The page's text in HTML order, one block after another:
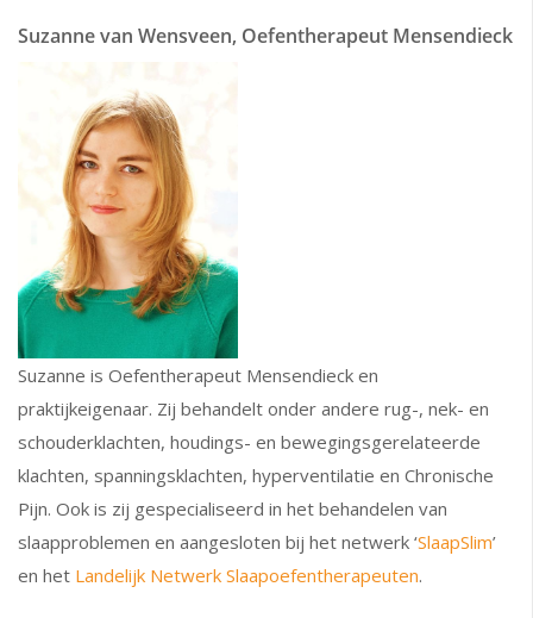
Suzanne van Wensveen, Oefentherapeut Mensendieck
Suzanne is Oefentherapeut Mensendieck en
praktijkeigenaar. Zij behandelt onder andere rug-, nek- en
schouderklachten, houdings- en bewegingsgerelateerde
klachten, spanningsklachten, hyperventilatie en Chronische
Pijn. Ook is zij gespecialiseerd in het behandelen van
slaapproblemen en aangesloten bij het netwerk ‘SlaapSlim’
en het Landelijk Netwerk Slaapoefentherapeuten.